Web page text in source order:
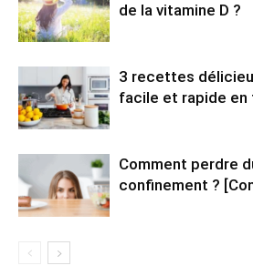
de la vitamine D ?
3 recettes
facile et rapide en
Comment perdre
confinement ?